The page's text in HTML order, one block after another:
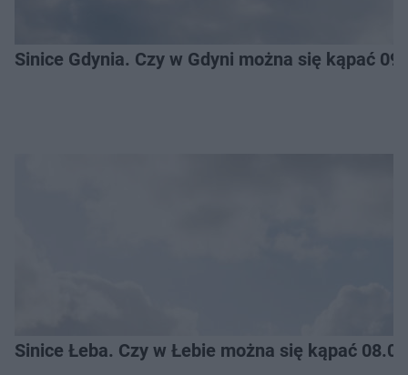
Sinice Gdynia. Czy w Gdyni można się kąpać
Sinice Łeba. Czy w Łebie można się kąpać